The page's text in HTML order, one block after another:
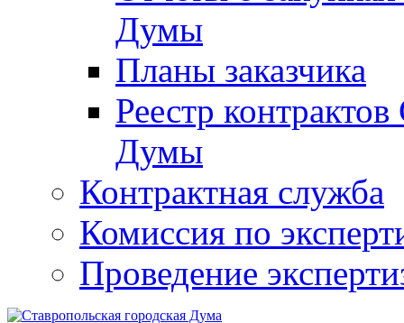
Думы
Планы заказчика
Реестр
Думы
Контрактная служба
Комиссия по
Проведение